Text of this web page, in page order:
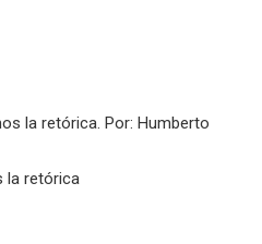
la retórica